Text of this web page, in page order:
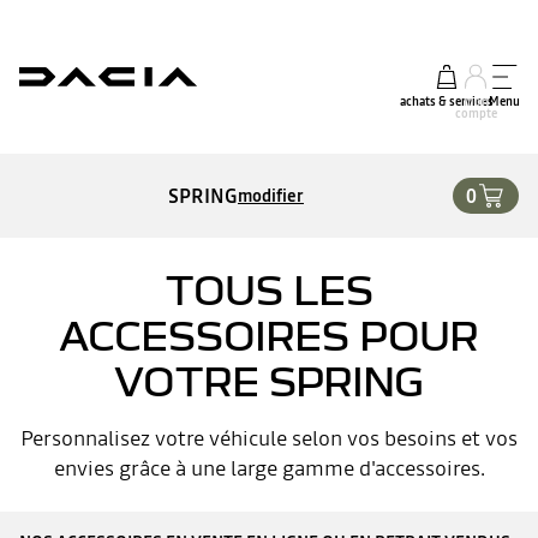
achats & services
mon
compte
Menu
SPRINGmodifier 0
TOUS LES
ACCESSOIRES POUR
VOTRE SPRING
Personnalisez votre véhicule selon vos besoins et vos
envies grâce à une large gamme d'accessoires.